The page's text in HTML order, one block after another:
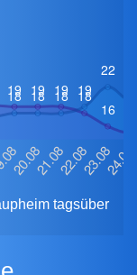
tagsüber